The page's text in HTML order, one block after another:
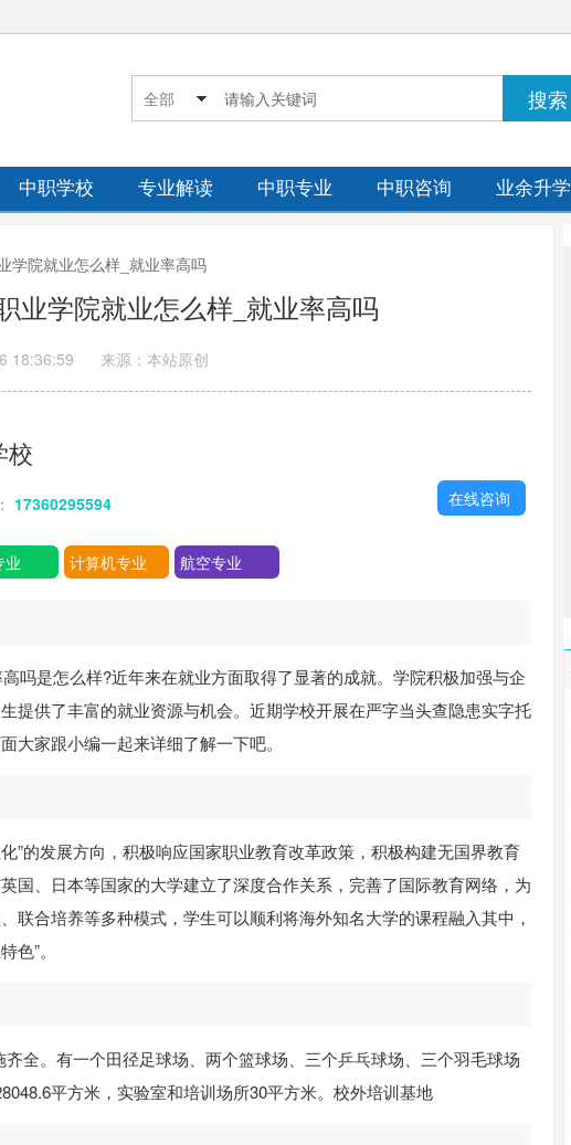
中职学校 专业解读 中职专业 中职咨询 业余升学
学院就业怎么样_就业率高吗
业学院就业怎么样_就业率高吗
18:36:59 来源：本站原创
校
17360295594
业 计算机专业 航空专业
在线咨询
吗是怎么样?近年来在就业方面取得了显著的成就。学院积极加强与企
提供了丰富的就业资源与机会。近期学校开展在严字当头查隐患实字托
大家跟小编一起来详细了解一下吧。
”的发展方向，积极响应国家职业教育改革政策，积极构建无国界教育
国、日本等国家的大学建立了深度合作关系，完善了国际教育网络，为
联合培养等多种模式，学生可以顺利将海外知名大学的课程融入其中，
色”。
全。有一个田径足球场、两个篮球场、三个乒乓球场、三个羽毛球场
平方米，实验室和培训场所30平方米。校外培训基地